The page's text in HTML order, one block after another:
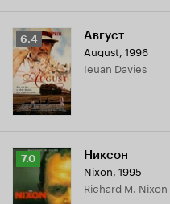
Рейтинг
Кинопоиска
6.4
6.4 Август
August, 1996
Ieuan Davies
Рейтинг
Кинопоиска
7.0
7.0 Никсон
Nixon, 1995
Richard M. Nixon